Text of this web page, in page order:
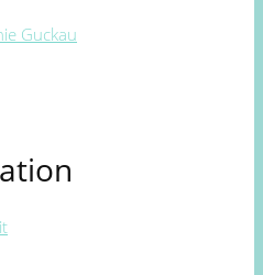
Guckau